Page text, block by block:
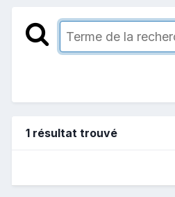
1 résultat trouvé